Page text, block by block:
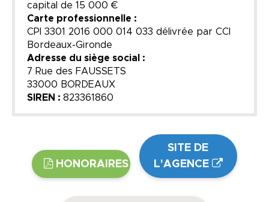
capital de 15 000 €
Carte professionnelle :
CPI 3301 2016 000 014 033 délivrée par CCI
Bordeaux-Gironde
Adresse du siège social :
7 Rue des FAUSSETS
33000 BORDEAUX
SIREN : 823361860
HONORAIRES
SITE DE
L'AGENCE